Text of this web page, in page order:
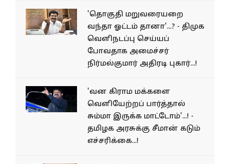
'தொகுதி மறுவரையறை
வந்தா ஓட்டம் தானா'...? - திமுக
வெளிநடப்பு செய்யப்
போவதாக அமைச்சர்
நிர்மல்குமார் அதிரடி புகார்...!
'வன கிராம மக்களை
வெளியேற்றப் பார்த்தால்
சும்மா இருக்க மாட்டோம்'...! -
தமிழக அரசுக்கு சீமான் கடும்
எச்சரிக்கை...!